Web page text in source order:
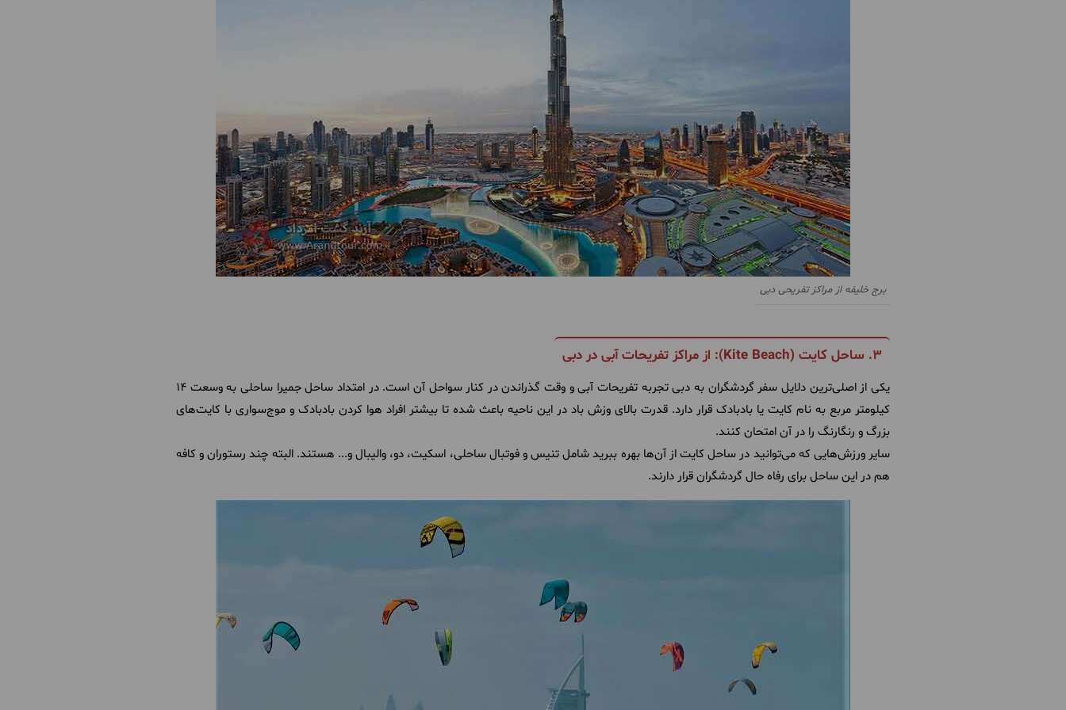
برج خلیفه از مراکز تفریحی دبی
۳. ساحل کایت (Kite Beach): از مراکز تفریحات آبی در دبی
یکی از اصلی‌ترین دلایل سفر گردشگران به دبی تجربه تفریحات آبی و وقت‌ گذراندن در کنار سواحل آن است. در امتداد ساحل جمیرا ساحلی به وسعت ۱۴
کیلومتر مربع به نام کایت یا بادبادک قرار دارد. قدرت بالای وزش باد در این ناحیه باعث شده تا بیشتر افراد هوا کردن بادبادک و موج‌سواری با کایت‌های
بزرگ و رنگارنگ را در آن امتحان کنند.
سایر ورزش‌هایی که می‌توانید در ساحل کایت از آن‌ها بهره ببرید شامل تنیس و فوتبال ساحلی، اسکیت، دو، والیبال و... هستند. البته چند رستوران و کافه
هم در این ساحل برای رفاه حال گردشگران قرار دارند.